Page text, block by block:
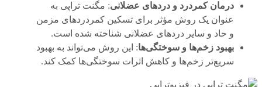
درمان کمردرد و دردهای عضلانی: مگنت تراپی به
عنوان یک روش مؤثر برای تسکین کمردردهای مزمن
و حاد و سایر دردهای عضلانی شناخته شده است.
بهبود زخم‌ها و سوختگی‌ها: این روش می‌تواند به بهبود
سریع‌تر زخم‌ها و کاهش اثرات سوختگی‌ها کمک کند.